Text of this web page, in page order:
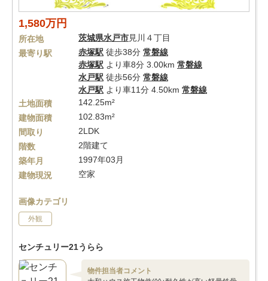
1,580万円
所在地 茨城県水戸市見川４丁目
最寄り駅
赤塚駅 徒歩38分 常磐線
赤塚駅 より車8分 3.00km 常磐線
水戸駅 徒歩56分 常磐線
水戸駅 より車11分 4.50km 常磐線
土地面積
142.25m²
建物面積
102.83m²
間取り
2LDK
階数
2階建て
築年月
1997年03月
建物現況
空家
画像カテゴリ
外観
センチュリー21うらら
物件担当者コメント